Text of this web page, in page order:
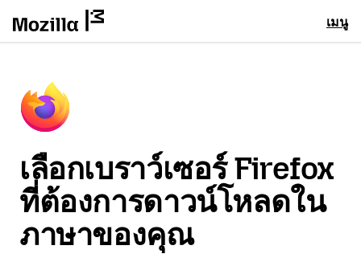
เมนู
เลือกเบราว์เซอร์ Firefox
ที่ต้องการดาวน์โหลดใน
ภาษาของคุณ